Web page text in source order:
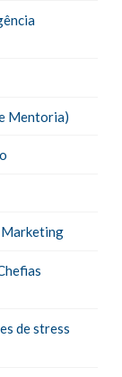
Mentoria)
Marketing
de stress